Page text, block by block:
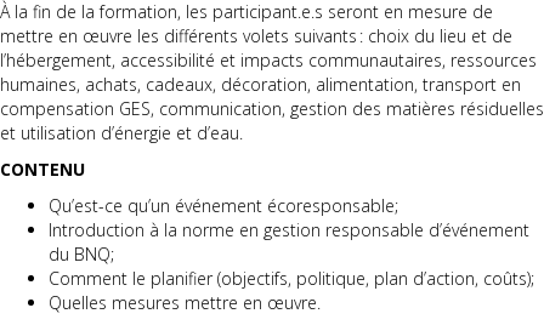
À la fin de la formation, les participant.e.s seront en mesure de
mettre en œuvre les différents volets suivants : choix du lieu et de
l’hébergement, accessibilité et impacts communautaires, ressources
humaines, achats, cadeaux, décoration, alimentation, transport en
compensation GES, communication, gestion des matières résiduelles
et utilisation d’énergie et d’eau.
CONTENU
Qu’est-ce qu’un événement écoresponsable;
Introduction à la norme en gestion responsable d’événement
du BNQ;
Comment le planifier (objectifs, politique, plan d’action, coûts);
Quelles mesures mettre en œuvre.